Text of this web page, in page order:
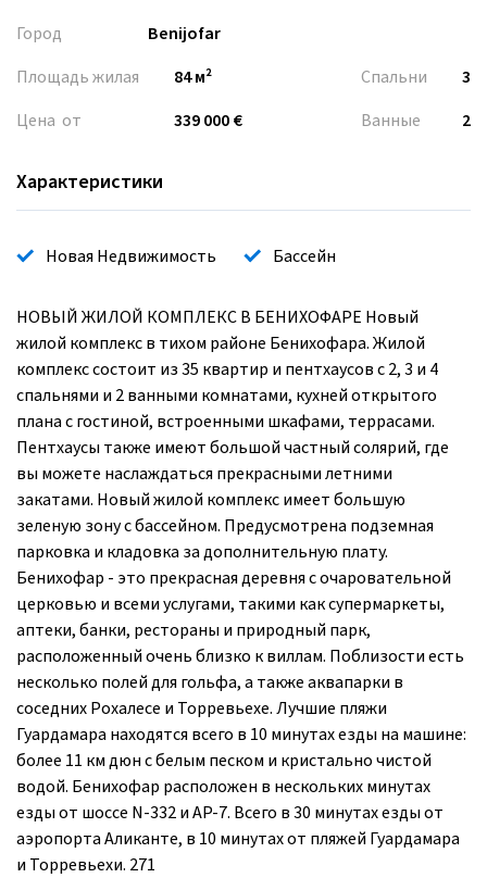
Город
Benijofar
Площадь жилая
84 м²
Цена от
339 000 €
Спальни
3
Ванные
2
Характеристики
Новая Недвижимость Бассейн
НОВЫЙ ЖИЛОЙ КОМПЛЕКС В БЕНИХОФАРЕ Новый
жилой комплекс в тихом районе Бенихофара. Жилой
комплекс состоит из 35 квартир и пентхаусов с 2, 3 и 4
спальнями и 2 ванными комнатами, кухней открытого
плана с гостиной, встроенными шкафами, террасами.
Пентхаусы также имеют большой частный солярий, где
вы можете наслаждаться прекрасными летними
закатами. Новый жилой комплекс имеет большую
зеленую зону с бассейном. Предусмотрена подземная
парковка и кладовка за дополнительную плату.
Бенихофар - это прекрасная деревня с очаровательной
церковью и всеми услугами, такими как супермаркеты,
аптеки, банки, рестораны и природный парк,
расположенный очень близко к виллам. Поблизости есть
несколько полей для гольфа, а также аквапарки в
соседних Рохалесе и Торревьехе. Лучшие пляжи
Гуардамара находятся всего в 10 минутах езды на машине:
более 11 км дюн с белым песком и кристально чистой
водой. Бенихофар расположен в нескольких минутах
езды от шоссе N-332 и AP-7. Всего в 30 минутах езды от
аэропорта Аликанте, в 10 минутах от пляжей Гуардамара
и Торревьехи. 271